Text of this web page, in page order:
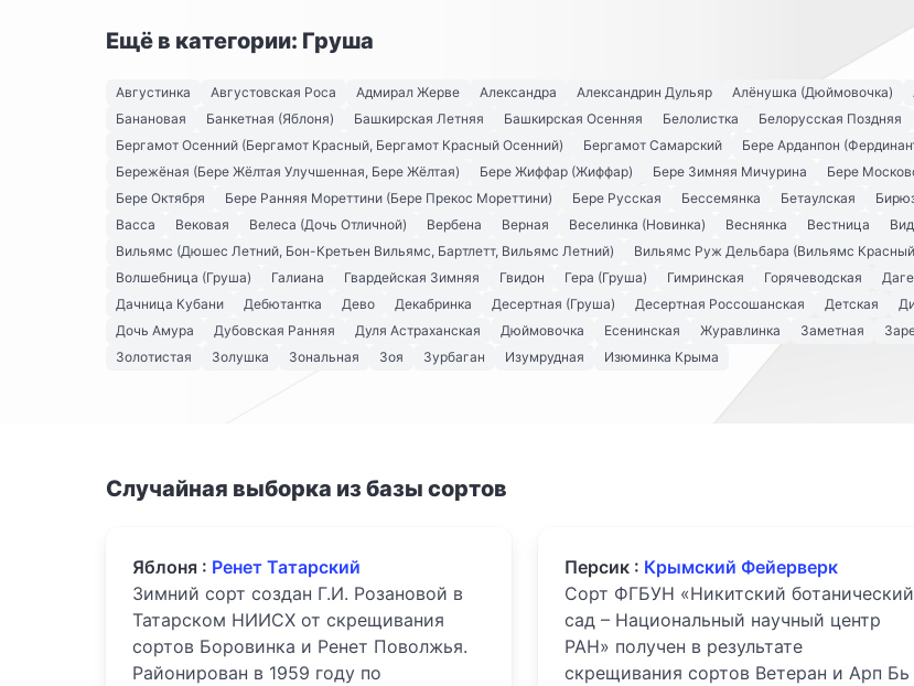
Ещё в категории: Груша
Августинка Августовская Роса Адмирал Жерве Александра Александрин Дульяр Алёнушка (Дюймовочка)
Банановая
Банкетная (Яблоня) Башкирская Летняя Башкирская Осенняя Белолистка Белорусская Поздняя
Бергамот Осенний (Бергамот Красный, Бергамот Красный Осенний)
Бергамот Самарский Бере Арданпон
Бережёная (Бере Жёлтая Улучшенная, Бере Жёлтая)
Бере Жиффар (Жиффар) Бере Зимняя Мичурина Бере
Бере Октября
Бере Ранняя Мореттини (Бере Прекос Мореттини) Бере Русская Бессемянка Бетаулская
Васса
Вековая Велеса (Дочь Отличной) Вербена Верная Веселинка (Новинка) Веснянка Вестница
Вильямс (Дюшес Летний, Бон-Кретьен Вильямс, Бартлетт, Вильямс Летний)
Вильямс Руж Дельбара (Вильямс
Волшебница (Груша)
Галиана Гвардейская Зимняя Гвидон Гера (Груша) Гимринская Горячеводская
Дачница Кубани
Дебютантка Дево Декабринка Десертная (Груша) Десертная Россошанская Детская
Дочь Амура
Дубовская Ранняя Дуля Астраханская Дюймовочка Есенинская Журавлинка Заметная
Золотистая
Золушка Зональная Зоя Зурбаган Изумрудная Изюминка Крыма
Случайная выборка из базы сортов
Яблоня : Ренет Татарский
Зимний сорт создан Г.И. Розановой в
Татарском НИИСХ от скрещивания
сортов Боровинка и Ренет Поволжья.
Районирован в 1959 году по
Персик : Крымский Фейерверк
Сорт ФГБУН «Никитский ботанический
сад – Национальный научный центр
РАН» получен в результате
скрещивания сортов Ветеран и Арп Бь